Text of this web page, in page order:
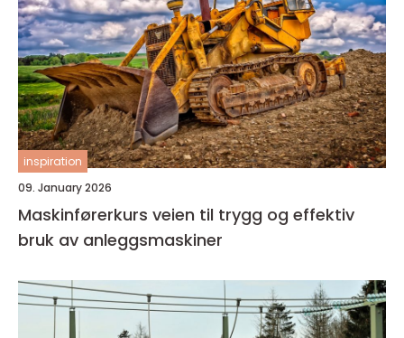
inspiration
09. January 2026
Maskinførerkurs veien til trygg og effektiv
bruk av anleggsmaskiner